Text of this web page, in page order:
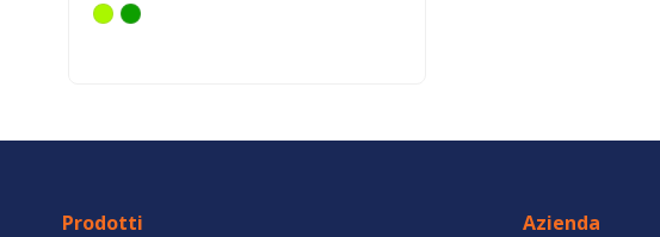
Prodotti Azienda